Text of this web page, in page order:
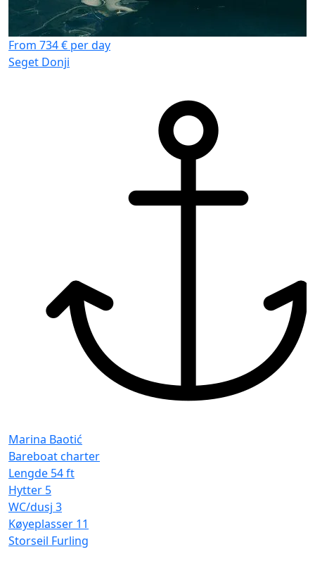
From 734 € per day
Seget Donji
Marina Baotić
Bareboat charter
Lengde 54 ft
Hytter 5
WC/dusj 3
Køyeplasser 11
Storseil Furling